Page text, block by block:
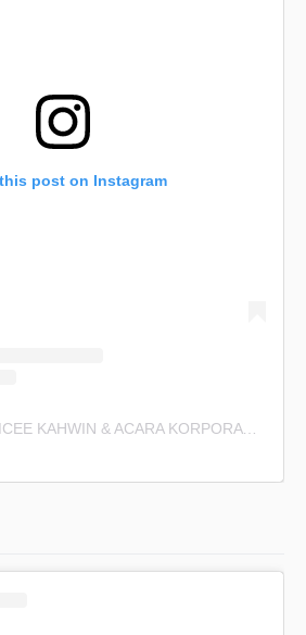
post on Instagram
A post shared by EMCEE KAHWIN & ACARA KORPORAT (@emceekahwin)